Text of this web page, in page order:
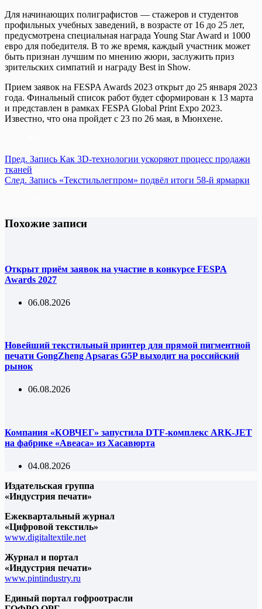
Для начинающих полиграфистов — стажеров и студентов
профильных учебных заведений, в возрасте от 16 до 25 лет,
предусмотрена специальная награда Young Star Award и 1000
евро для победителя. В то же время, каждый участник может
быть признан лучшим по мнению жюри, заслужить приз
зрительских симпатий и награду Best in Show.
Прием заявок на FESPA Awards 2023 открыт до 25 января 2023
года. Финальный список работ будет сформирован к 13 марта
и представлен в рамках FESPA Global Print Expo 2023.
Известно, что она пройдет с 23 по 26 мая, в Мюнхене.
Пред. Запись Как 3D-технологии ускоряют процесс продажи
тканей
След. Запись «Текстильлегпром» подвёл итоги 58-й ярмарки
Похожие записи
Открыт приём заявок на участие в конкурсе FESPA
Awards 2027
06.08.2026
Новейший текстильный принтер для прямой пигментной
печати GongZheng Apsaras G5P выходит на российский
рынок
06.08.2026
Компания «КОВЧЕГ» запустила DTF-комплекс ARK-JET
на фабрике «Авеаса» из Хасавюрта
04.08.2026
Издательская группа
«Индустрия печати»
Ежеквартальный журнал
«Цифровой текстиль»
www.digitaltextile.net
Журнал и портал
«Индустрия печати»
www.pintindustry.ru
Единый портал гофроотрасли